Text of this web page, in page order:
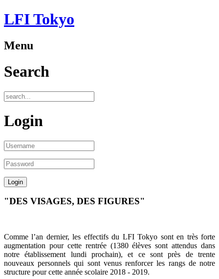
LFI Tokyo
Menu
Search
Login
"DES VISAGES, DES FIGURES"
Comme l’an dernier, les effectifs du LFI Tokyo sont en très forte
augmentation pour cette rentrée (1380 élèves sont attendus dans
notre établissement lundi prochain), et ce sont près de trente
nouveaux personnels qui sont venus renforcer les rangs de notre
structure pour cette année scolaire 2018 - 2019.